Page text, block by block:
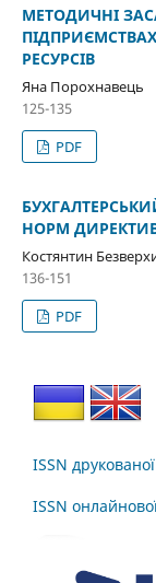
МЕТОДИЧНІ
РЕСУРСІВ
Яна Порохнавець
125-135
PDF
НОРМ
Костянтин
136-151
PDF
ISSN
ISSN